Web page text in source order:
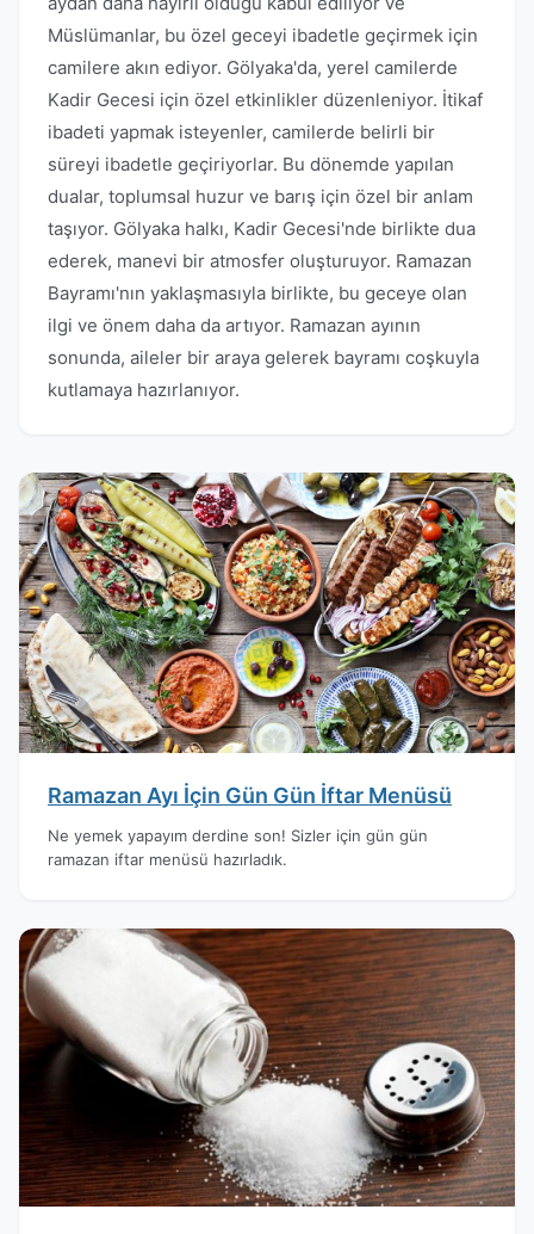
Müslümanlar, bu özel geceyi ibadetle geçirmek için
camilere akın ediyor. Gölyaka'da, yerel camilerde
Kadir Gecesi için özel etkinlikler düzenleniyor. İtikaf
ibadeti yapmak isteyenler, camilerde belirli bir
süreyi ibadetle geçiriyorlar. Bu dönemde yapılan
dualar, toplumsal huzur ve barış için özel bir anlam
taşıyor. Gölyaka halkı, Kadir Gecesi'nde birlikte dua
ederek, manevi bir atmosfer oluşturuyor. Ramazan
Bayramı'nın yaklaşmasıyla birlikte, bu geceye olan
ilgi ve önem daha da artıyor. Ramazan ayının
sonunda, aileler bir araya gelerek bayramı coşkuyla
kutlamaya hazırlanıyor.
Ramazan Ayı İçin Gün Gün İftar Menüsü
Ne yemek yapayım derdine son! Sizler için gün gün
ramazan iftar menüsü hazırladık.